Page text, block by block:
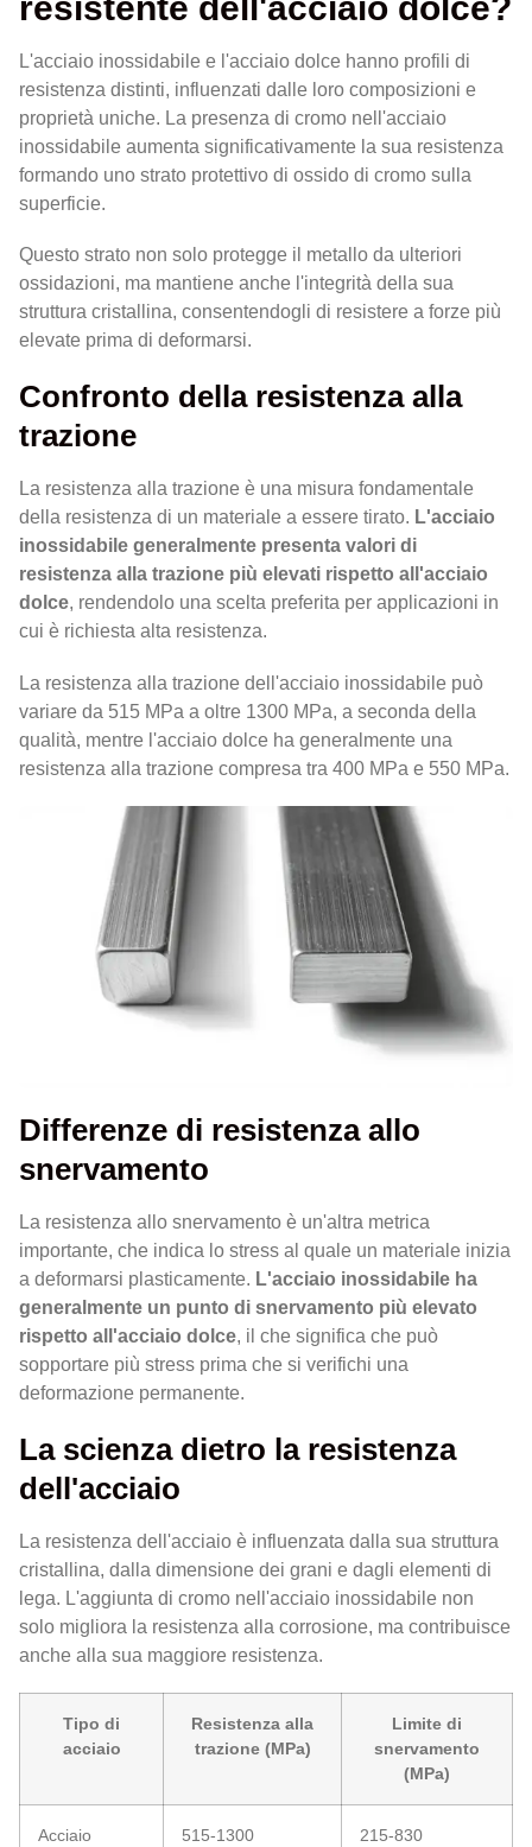
L'acciaio inossidabile e l'acciaio dolce hanno profili di
resistenza distinti, influenzati dalle loro composizioni e
proprietà uniche. La presenza di cromo nell'acciaio
inossidabile aumenta significativamente la sua resistenza
formando uno strato protettivo di ossido di cromo sulla
superficie.
Questo strato non solo protegge il metallo da ulteriori
ossidazioni, ma mantiene anche l'integrità della sua
struttura cristallina, consentendogli di resistere a forze più
elevate prima di deformarsi.
Confronto della resistenza alla
trazione
La resistenza alla trazione è una misura fondamentale
della resistenza di un materiale a essere tirato. L'acciaio
inossidabile generalmente presenta valori di
resistenza alla trazione più elevati rispetto all'acciaio
dolce, rendendolo una scelta preferita per applicazioni in
cui è richiesta alta resistenza.
La resistenza alla trazione dell'acciaio inossidabile può
variare da 515 MPa a oltre 1300 MPa, a seconda della
qualità, mentre l'acciaio dolce ha generalmente una
resistenza alla trazione compresa tra 400 MPa e 550 MPa.
Differenze di resistenza allo
snervamento
La resistenza allo snervamento è un'altra metrica
importante, che indica lo stress al quale un materiale inizia
a deformarsi plasticamente. L'acciaio inossidabile ha
generalmente un punto di snervamento più elevato
rispetto all'acciaio dolce, il che significa che può
sopportare più stress prima che si verifichi una
deformazione permanente.
La scienza dietro la resistenza
dell'acciaio
La resistenza dell'acciaio è influenzata dalla sua struttura
cristallina, dalla dimensione dei grani e dagli elementi di
lega. L'aggiunta di cromo nell'acciaio inossidabile non
solo migliora la resistenza alla corrosione, ma contribuisce
anche alla sua maggiore resistenza.
Tipo di
acciaio
Resistenza alla
trazione (MPa)
Limite di
snervamento
(MPa)
Acciaio
515-1300 215-830